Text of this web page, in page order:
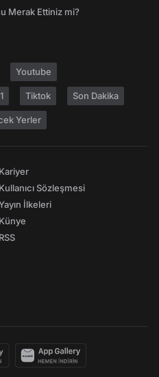
Merak Ettiniz mi?
Youtube
Tiktok Son Dakika
Yerler
Kariyer
Kullanıcı Sözleşmesi
İlkeleri
Künye
RSS